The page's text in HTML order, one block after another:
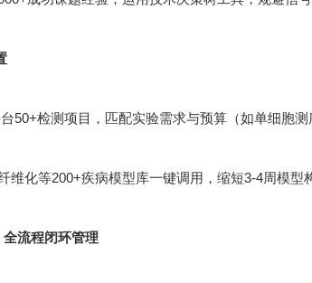
50+检测项目，匹配实验需求与预算（如单细胞测
维化等200+疾病模型库一键调用，缩短3-4周模型
流程闭环管理